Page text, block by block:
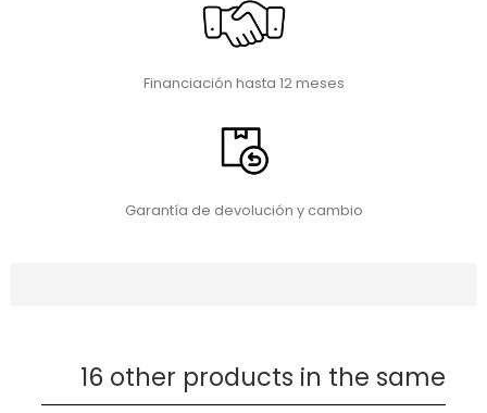
Financiación hasta 12 meses
Garantía de devolución y cambio
16 other products in the same